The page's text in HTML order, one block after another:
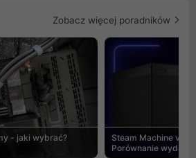
Zobacz więcej poradników
- jaki wybrać?
Steam Machine vs
Porównanie